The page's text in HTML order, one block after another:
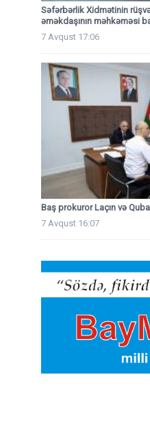
Səfərbərlik Xidmətinin
əməkdaşının məhkəməsi
7 Avqust 17:06
Baş prokuror Laçın və
7 Avqust 16:07